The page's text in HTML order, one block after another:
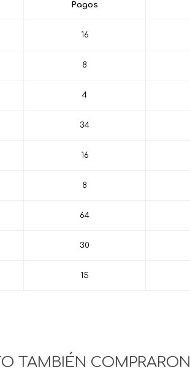
Pagos
16
8
4
34
16
8
64
30
15
TAMBIÉN COMPRARON